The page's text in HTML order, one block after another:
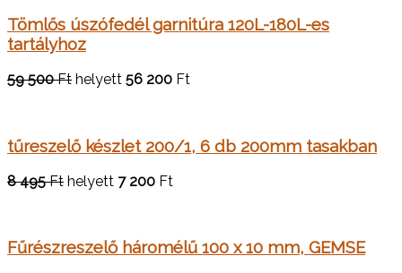
Tömlős úszófedél garnitúra 120L-180L-es
tartályhoz
59 500 Ft helyett 56 200 Ft
tűreszelő készlet 200/1, 6 db 200mm tasakban
8 495 Ft helyett 7 200 Ft
Fűrészreszelő háromélű 100 x 10 mm, GEMSE